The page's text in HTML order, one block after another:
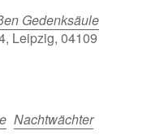
Gedenksäule
Leipzig, 04109
Nachtwächter